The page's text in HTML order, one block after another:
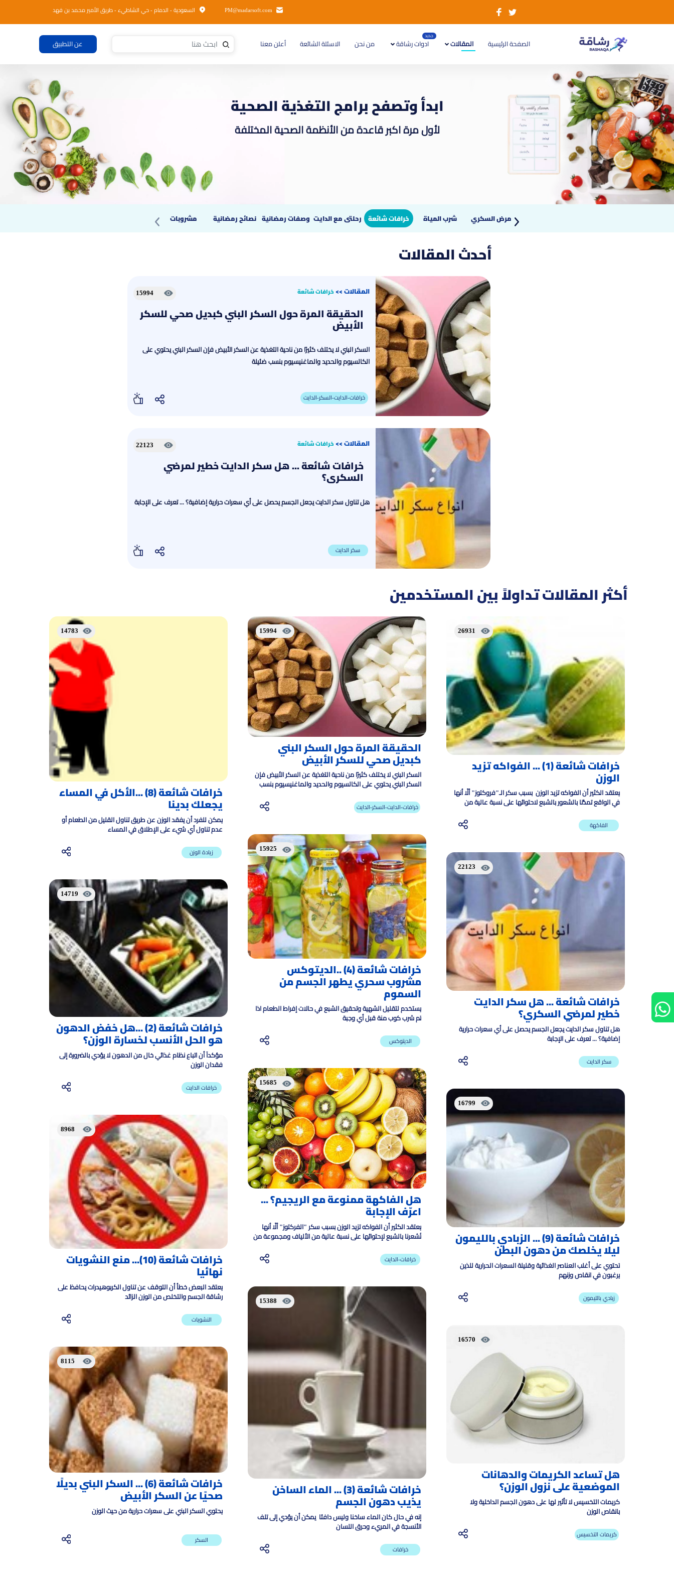
PM@madarsoft.com السعودية - الدمام - حي الشاطيء - طريق الأمير محمد بن فهد
الصفحة الرئيسية
(current) المقالات
جديد
ادوات رشاقة من نحن الاسئلة الشائعة أعلن معنا عن التطبيق
ابدأ وتصفح برامج التغذية الصحية
لأول مرة اكبر قاعدة من الأنظمة الصحية المختلفة
مرض السكري شرب المياة خرافات شائعة رحلتى مع الدايت وصفات رمضانية نصائح رمضانية مشروبات
أحدث المقالات
المقالات>> خرافات شائعة 15994
الحقيقة المرة حول السكر البني كبديل صحي للسكر
الأبيض
السكر البني لا يختلف كثيرًا من ناحية التغذية عن السكر الأبيض فإن السكر البني يحتوي على
الكالسيوم والحديد والماغنيسيوم بنسب ضئيلة
خرافات-الدايت-السكر-الدايت
المقالات>> خرافات شائعة 22123
خرافات شائعة ... هل سكر الدايت خطير لمرضي
السكري؟
هل تناول سكر الدايت يجعل الجسم يحصل على أي سعرات حرارية إضافية؟ ... تعرف على الإجابة
سكر الدايت
أكثر المقالات تداولاً بين المستخدمين
26931
خرافات شائعة (1) ... الفواكه تزيد
الوزن
يعتقد الكثير أن الفواكه تزيد الوزن بسبب سكر الـ"فروكتوز" ألَّا أنها
في الواقع تمدُّنا بالشعور بالشبع لاحتوائها على نسبة عالية من
الفاكهة
22123
خرافات شائعة ... هل سكر الدايت
خطير لمرضي السكري؟
هل تناول سكر الدايت يجعل الجسم يحصل على أي سعرات حرارية
إضافية؟ ... تعرف على الإجابة
سكر الدايت
16799
خرافات شائعة (9) ... الزبادي بالليمون
ليلا يخلصك من دهون البطن
تحتوي على أغلب العناصر الغذائية وقليلة السعرات الحرارية للذين
يرغبون في انقاص وزنهم
زبادي بالليمون
16570
هل تساعد الكريمات والدهانات
الموضعية على نزول الوزن؟
كريمات التخسيس لا تأثير لها على دهون الجسم الداخلية ولا
بانقاص الوزن
كريمات التخسيس
15994
الحقيقة المرة حول السكر البني
كبديل صحي للسكر الأبيض
السكر البني لا يختلف كثيرًا من ناحية التغذية عن السكر الأبيض فإن
السكر البني يحتوي على الكالسيوم والحديد والماغنيسيوم بنسب
خرافات-الدايت-السكر-الدايت
15925
خرافات شائعة (4) ..الديتوكس
مشروب سحري يطهر الجسم من
السموم
يستخدم لتقليل الشهية وتحقيق الشبع في حالات إفراط الطعام اذا
تم شرب كوب منة قبل أي وجبة
الديتوكس
15685
هل الفاكهة ممنوعة مع الريجيم؟ ...
اعرّف الإجابة
يعتقد الكثير أن الفواكه تزيد الوزن بسبب سكر "الفركتوز" ألَّا أنها
تُشعرنا بالشبع لإحتوائها على نسبة عالية من الألياف ومجموعة من
خرافات-الدايت
15388
خرافات شائعة (3) ... الماء الساخن
يذيب دهون الجسم
إنه في حال كان الماء ساخنا وليس دافئا يمكن أن يؤدي إلى تلف
الأنسجة في المريء وحرق اللسان
خرافات
14783
خرافات شائعة (8) ...الأكل في المساء
يجعلك بدينا
يمكن للفرد أن يفقد الوزن عن طريق تناول القليل من الطعام أو
عدم تناول أي شيء على الإطلاق في المساء
زيادة الوزن
14719
خرافات شائعة (2) ...هل خفض الدهون
هو الحل الأنسب لخسارة الوزن؟
مؤكدآ أن اتباع نظام غذائي خال من الدهون لا يؤدي بالضرورة إلى
فقدان الوزن
خرافات الدايت
8968
خرافات شائعة (10)... منع النشويات
نهائيا
يعتقد البعض خطأ أن التوقف عن تناول الكربوهيدرات يحافظ على
رشاقة الجسم والتخلص من الوزن الزائد
النشويات
8115
خرافات شائعة (6) ... السكر البني بديلًا
صحيًا عن السكر الأبيض
يحتوي السكر البني على سعرات حرارية من حيث الوزن
السكر